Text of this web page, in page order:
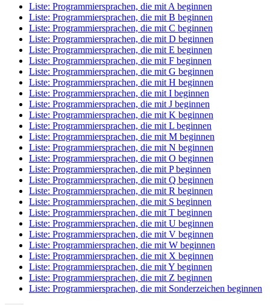
Liste: Programmiersprachen, die mit A beginnen
Liste: Programmiersprachen, die mit B beginnen
Liste: Programmiersprachen, die mit C beginnen
Liste: Programmiersprachen, die mit D beginnen
Liste: Programmiersprachen, die mit E beginnen
Liste: Programmiersprachen, die mit F beginnen
Liste: Programmiersprachen, die mit G beginnen
Liste: Programmiersprachen, die mit H beginnen
Liste: Programmiersprachen, die mit I beginnen
Liste: Programmiersprachen, die mit J beginnen
Liste: Programmiersprachen, die mit K beginnen
Liste: Programmiersprachen, die mit L beginnen
Liste: Programmiersprachen, die mit M beginnen
Liste: Programmiersprachen, die mit N beginnen
Liste: Programmiersprachen, die mit O beginnen
Liste: Programmiersprachen, die mit P beginnen
Liste: Programmiersprachen, die mit Q beginnen
Liste: Programmiersprachen, die mit R beginnen
Liste: Programmiersprachen, die mit S beginnen
Liste: Programmiersprachen, die mit T beginnen
Liste: Programmiersprachen, die mit U beginnen
Liste: Programmiersprachen, die mit V beginnen
Liste: Programmiersprachen, die mit W beginnen
Liste: Programmiersprachen, die mit X beginnen
Liste: Programmiersprachen, die mit Y beginnen
Liste: Programmiersprachen, die mit Z beginnen
Liste: Programmiersprachen, die mit Sonderzeichen beginnen